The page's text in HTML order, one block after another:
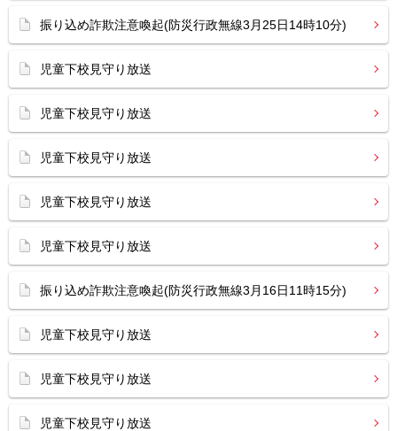
振り込め詐欺注意喚起(防災行政無線3月25日14時10分)
児童下校見守り放送
児童下校見守り放送
児童下校見守り放送
児童下校見守り放送
児童下校見守り放送
振り込め詐欺注意喚起(防災行政無線3月16日11時15分)
児童下校見守り放送
児童下校見守り放送
児童下校見守り放送